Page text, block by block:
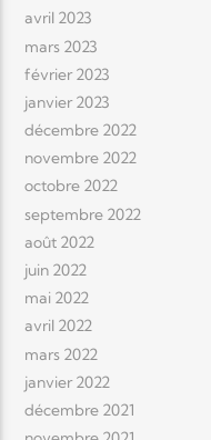
avril 2023
mars 2023
février 2023
janvier 2023
décembre 2022
novembre 2022
octobre 2022
septembre 2022
août 2022
juin 2022
mai 2022
avril 2022
mars 2022
janvier 2022
décembre 2021